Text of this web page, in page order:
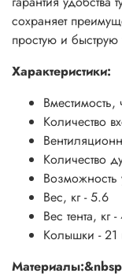
сохраняет
простую и быструю
Характеристики:
Вместимость,
Количество
Количество
Возможность
Вес, кг - 5.6
Вес тента, кг -
Колышки - 21